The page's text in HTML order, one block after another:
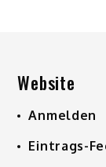
Website
Anmelden
Eintrags-